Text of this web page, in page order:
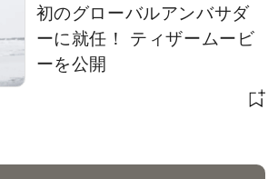
初のグローバルアンバサダ
ーに就任！ ティザームービ
ーを公開